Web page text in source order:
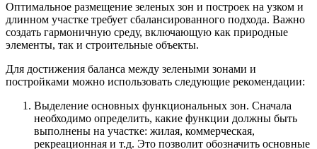
Оптимальное размещение зеленых зон и построек на узком и
длинном участке требует сбалансированного подхода. Важно
создать гармоничную среду, включающую как природные
элементы, так и строительные объекты.
Для достижения баланса между зелеными зонами и
постройками можно использовать следующие рекомендации:
Выделение основных функциональных зон. Сначала
необходимо определить, какие функции должны быть
выполнены на участке: жилая, коммерческая,
рекреационная и т.д. Это позволит обозначить основные